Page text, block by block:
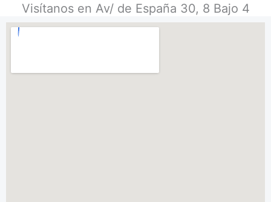
Visítanos en Av/ de España 30, 8 Bajo 4